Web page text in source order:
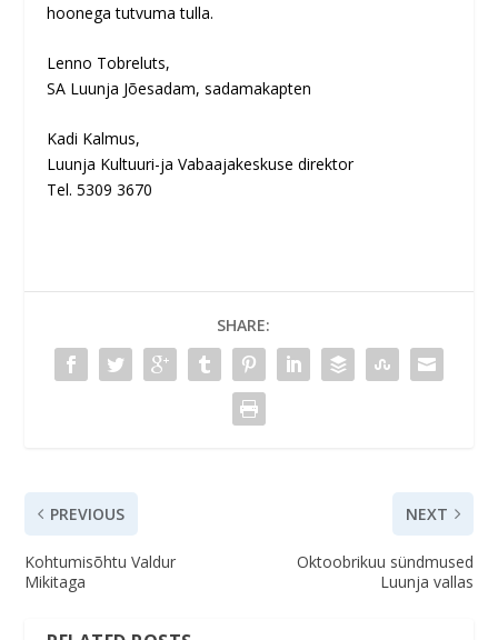
hoonega tutvuma tulla.
Lenno Tobreluts,
SA Luunja Jõesadam, sadamakapten
Kadi Kalmus,
Luunja Kultuuri-ja Vabaajakeskuse direktor
Tel. 5309 3670
SHARE:
PREVIOUS
Kohtumisõhtu Valdur
Mikitaga
NEXT
Oktoobrikuu sündmused
Luunja vallas